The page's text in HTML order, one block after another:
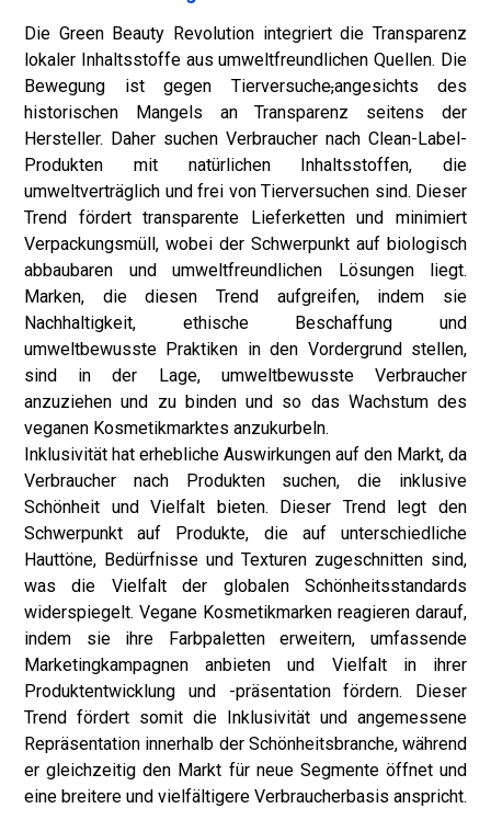
Die Green Beauty Revolution integriert die Transparenz
lokaler Inhaltsstoffe aus umweltfreundlichen Quellen. Die
Bewegung ist gegen Tierversuche,angesichts des
historischen Mangels an Transparenz seitens der
Hersteller. Daher suchen Verbraucher nach Clean-Label-
Produkten mit natürlichen Inhaltsstoffen, die
umweltverträglich und frei von Tierversuchen sind. Dieser
Trend fördert transparente Lieferketten und minimiert
Verpackungsmüll, wobei der Schwerpunkt auf biologisch
abbaubaren und umweltfreundlichen Lösungen liegt.
Marken, die diesen Trend aufgreifen, indem sie
Nachhaltigkeit, ethische Beschaffung und
umweltbewusste Praktiken in den Vordergrund stellen,
sind in der Lage, umweltbewusste Verbraucher
anzuziehen und zu binden und so das Wachstum des
veganen Kosmetikmarktes anzukurbeln.
Inklusivität hat erhebliche Auswirkungen auf den Markt, da
Verbraucher nach Produkten suchen, die inklusive
Schönheit und Vielfalt bieten. Dieser Trend legt den
Schwerpunkt auf Produkte, die auf unterschiedliche
Hauttöne, Bedürfnisse und Texturen zugeschnitten sind,
was die Vielfalt der globalen Schönheitsstandards
widerspiegelt. Vegane Kosmetikmarken reagieren darauf,
indem sie ihre Farbpaletten erweitern, umfassende
Marketingkampagnen anbieten und Vielfalt in ihrer
Produktentwicklung und -präsentation fördern. Dieser
Trend fördert somit die Inklusivität und angemessene
Repräsentation innerhalb der Schönheitsbranche, während
er gleichzeitig den Markt für neue Segmente öffnet und
eine breitere und vielfältigere Verbraucherbasis anspricht.